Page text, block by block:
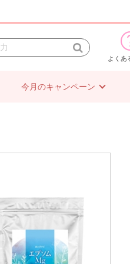
よくあ
今月のキャンペーン